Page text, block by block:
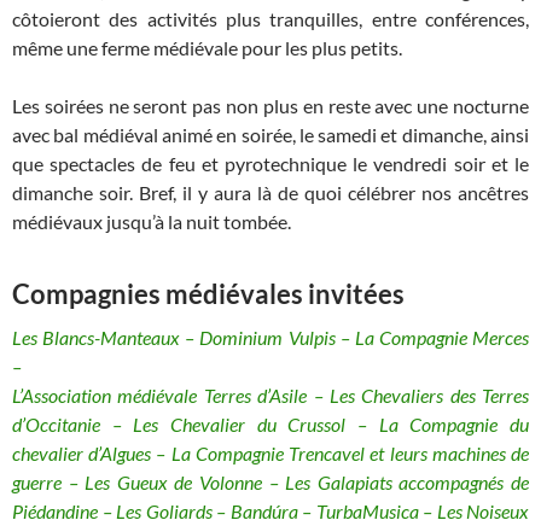
côtoieront des activités plus tranquilles, entre conférences,
même une ferme médiévale pour les plus petits.
Les soirées ne seront pas non plus en reste avec une nocturne
avec bal médiéval animé en soirée, le samedi et dimanche, ainsi
que spectacles de feu et pyrotechnique le vendredi soir et le
dimanche soir. Bref, il y aura là de quoi célébrer nos ancêtres
médiévaux jusqu’à la nuit tombée.
Compagnies médiévales invitées
Les Blancs-Manteaux – Dominium Vulpis – La Compagnie Merces
–
L’Association médiévale Terres d’Asile – Les Chevaliers des Terres
d’Occitanie – Les Chevalier du Crussol – La Compagnie du
chevalier d’Algues – La Compagnie Trencavel et leurs machines de
guerre – Les Gueux de Volonne – Les Galapiats accompagnés de
Piédandine – Les Goliards – Bandúra – TurbaMusica – Les Noiseux